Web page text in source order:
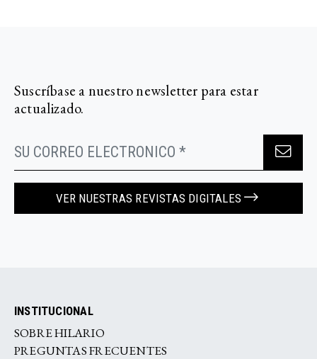
Suscríbase a nuestro newsletter para estar
actualizado.
VER NUESTRAS REVISTAS DIGITALES
INSTITUCIONAL
SOBRE HILARIO
PREGUNTAS FRECUENTES